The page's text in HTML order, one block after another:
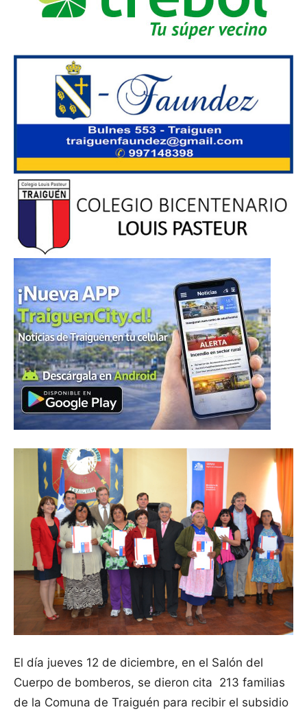
El día jueves 12 de diciembre, en el Salón del
Cuerpo de bomberos, se dieron cita 213 familias
de la Comuna de Traiguén para recibir el subsidio